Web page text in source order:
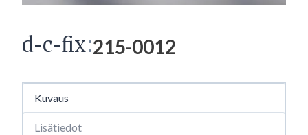
d-c-fix:215-0012
Kuvaus
Lisätiedot